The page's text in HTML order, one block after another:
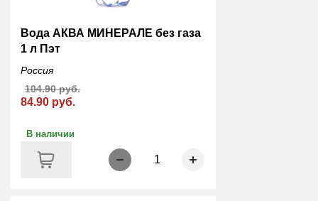
Вода АКВА МИНЕРАЛЕ без газа
1 л Пэт
Россия
84.90 руб.
104.90 руб.
В наличии
1